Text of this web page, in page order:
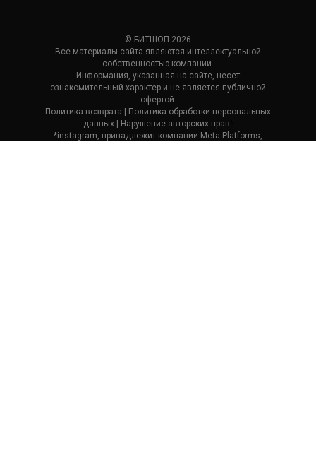
© БИТШОП 2026
Все материалы сайта являются интеллектуальной
собственностью компании.
Информация, указанная на сайте, несет
ознакомительный характер и не является публичной
офертой.
Политика возврата | П олитика обработки персональных
данных
Нарушение авторских прав
*instagram, принадлежит компании Meta Platforms,